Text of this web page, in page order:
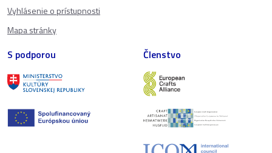
Vyhlásenie o prístupnosti
Mapa stránky
S podporou Členstvo